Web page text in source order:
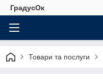
ГрадусОк
Товари та послуги